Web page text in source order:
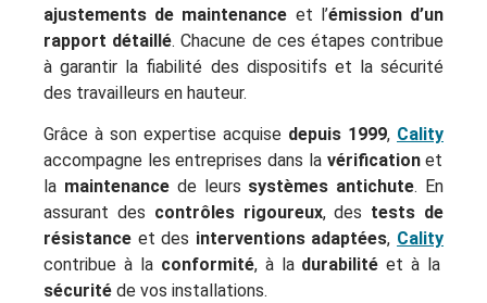
ajustements de maintenance et l’émission d’un
rapport détaillé. Chacune de ces étapes contribue
à garantir la fiabilité des dispositifs et la sécurité
des travailleurs en hauteur.
Grâce à son expertise acquise depuis 1999, Cality
accompagne les entreprises dans la vérificationet
la maintenancede leurs systèmes antichute. En
assurant des contrôles rigoureux, des tests de
résistance et des interventions adaptées, Cality
contribue à la conformité, à la durabilité et à la
sécurité de vos installations.